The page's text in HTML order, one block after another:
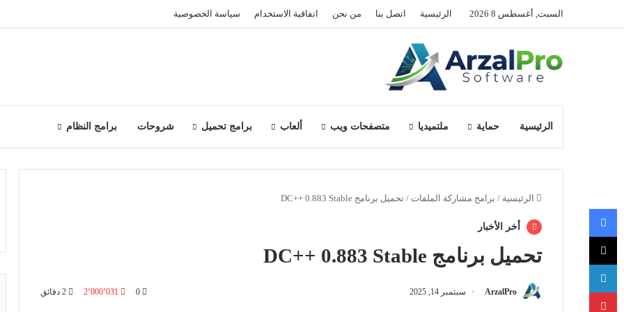
السبت, أغسطس 8 2026 الرئيسية اتصل بنا من نحن اتفاقية الاستخدام سياسة الخصوصية
الرئيسية حماية ملتميديا متصفحات ويب ألعاب برامج تحميل شروحات
برامج النظام
الرئيسية / برامج مشاركة الملفات / تحميل برنامج DC++ 0.883 Stable
أخر الأخبار
تحميل برنامج DC++ 0.883 Stable
ArzalPro سبتمبر 14, 2025 0 2٬000٬031
فيسبوك
‫X
لينكدإن
بينتيريست